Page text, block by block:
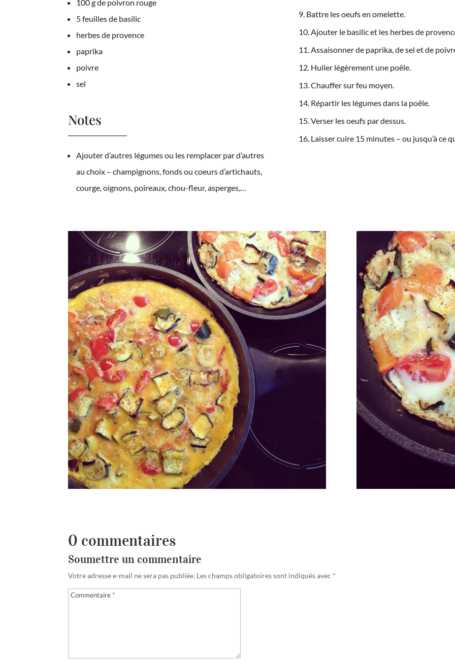
100 g de poivron rouge
5 feuilles de basilic
herbes de provence
paprika
poivre
sel
Notes
Ajouter d’autres légumes ou les remplacer par d’autres
au choix – champignons, fonds ou coeurs d’artichauts,
courge, oignons, poireaux, chou-fleur, asperges,…
Battre les oeufs en omelette.
Ajouter le basilic et les herbes de
Assaisonner de paprika, de sel et de
Huiler légèrement une poêle.
Chauffer sur feu moyen.
Répartir les légumes dans la poêle.
Verser les oeufs par dessus.
Laisser cuire 15 minutes – ou jusqu’à ce
0 commentaires
Soumettre un commentaire
Votre adresse e-mail ne sera pas publiée. Les champs obligatoires sont indiqués avec *